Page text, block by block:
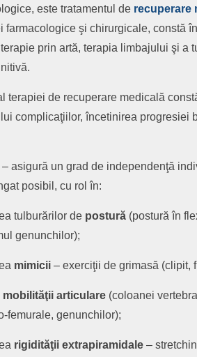
este tratamentul de recuperare
farmacologice şi chirurgicale, constă
prin artă, terapia limbajului şi a
terapiei de recuperare medicală
complicaţiilor, încetinirea progresiei
– asigură un grad de independenţă
posibil, cu rol în:
tulburărilor de postură (postură în
genunchilor);
mimicii – exerciţii de grimasă (clipit,
mobilităţii articulare (coloanei
femurale, genunchilor);
rigidităţii extrapiramidale –